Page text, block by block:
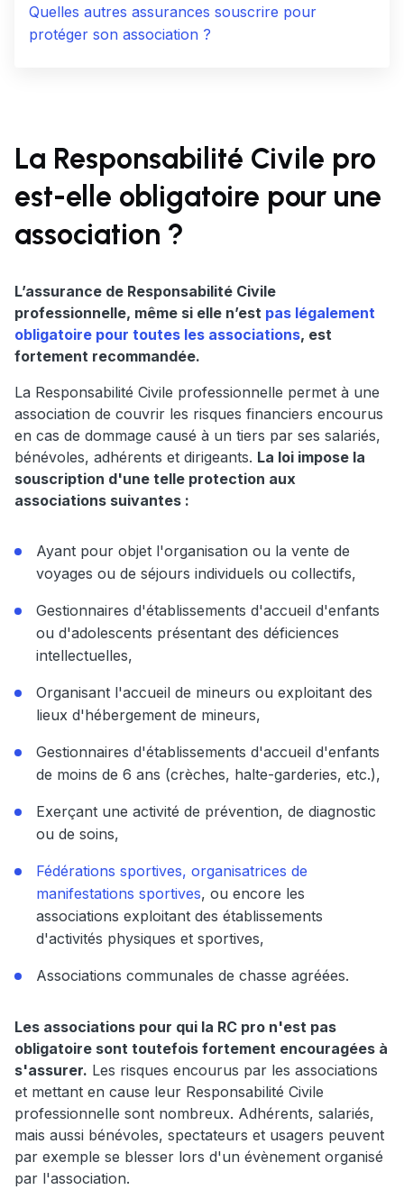
Quelles autres assurances souscrire pour
protéger son association ?
La Responsabilité Civile pro
est-elle obligatoire pour une
association ?
L’assurance de Responsabilité Civile
professionnelle, même si elle n’est pas légalement
obligatoire pour toutes les associations, est
fortement recommandée.
La Responsabilité Civile professionnelle permet à une
association de couvrir les risques financiers encourus
en cas de dommage causé à un tiers par ses salariés,
bénévoles, adhérents et dirigeants. La loi impose la
souscription d'une telle protection aux
associations suivantes :
Ayant pour objet l'organisation ou la vente de
voyages ou de séjours individuels ou collectifs,
Gestionnaires d'établissements d'accueil d'enfants
ou d'adolescents présentant des déficiences
intellectuelles,
Organisant l'accueil de mineurs ou exploitant des
lieux d'hébergement de mineurs,
Gestionnaires d'établissements d'accueil d'enfants
de moins de 6 ans (crèches, halte-garderies, etc.),
Exerçant une activité de prévention, de diagnostic
ou de soins,
Fédérations sportives, organisatrices de
manifestations sportives, ou encore les
associations exploitant des établissements
d'activités physiques et sportives,
Associations communales de chasse agréées.
Les associations pour qui la RC pro n'est pas
obligatoire sont toutefois fortement encouragées à
s'assurer. Les risques encourus par les associations
et mettant en cause leur Responsabilité Civile
professionnelle sont nombreux. Adhérents, salariés,
mais aussi bénévoles, spectateurs et usagers peuvent
par exemple se blesser lors d'un évènement organisé
par l'association.